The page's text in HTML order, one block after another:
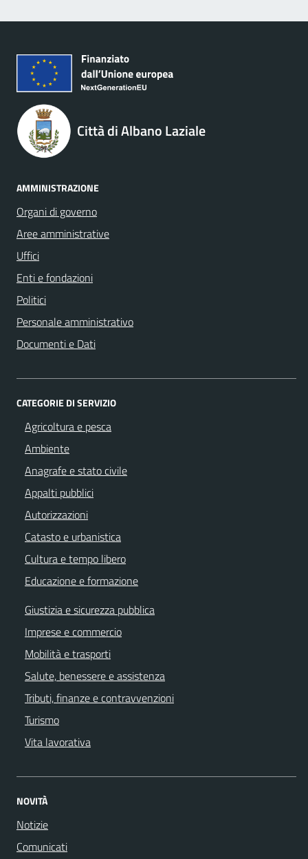
Città di Albano Laziale
AMMINISTRAZIONE
Organi di governo
Aree amministrative
Uffici
Enti e fondazioni
Politici
Personale amministrativo
Documenti e Dati
CATEGORIE DI SERVIZIO
Agricoltura e pesca
Ambiente
Anagrafe e stato civile
Appalti pubblici
Autorizzazioni
Catasto e urbanistica
Cultura e tempo libero
Educazione e formazione
Giustizia e sicurezza pubblica
Imprese e commercio
Mobilità e trasporti
Salute, benessere e assistenza
Tributi, finanze e contravvenzioni
Turismo
Vita lavorativa
NOVITÀ
Notizie
Comunicati